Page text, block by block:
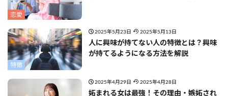
恋愛
特徴
2025年5月23日 2025年5月13日
人に興味が持てない人の特徴とは？興味
が持てるようになる方法を解説
2025年4月29日 2025年4月28日
妬まれる女は最強！その理由・嫉妬され